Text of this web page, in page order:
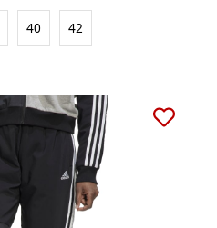
40 42